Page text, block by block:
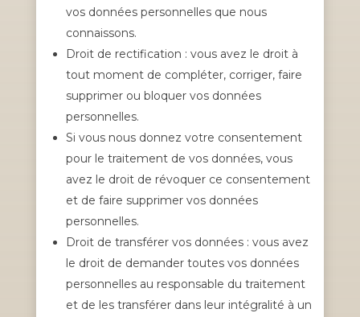
vos données personnelles que nous
connaissons.
Droit de rectification : vous avez le droit à
tout moment de compléter, corriger, faire
supprimer ou bloquer vos données
personnelles.
Si vous nous donnez votre consentement
pour le traitement de vos données, vous
avez le droit de révoquer ce consentement
et de faire supprimer vos données
personnelles.
Droit de transférer vos données : vous avez
le droit de demander toutes vos données
personnelles au responsable du traitement
et de les transférer dans leur intégralité à un